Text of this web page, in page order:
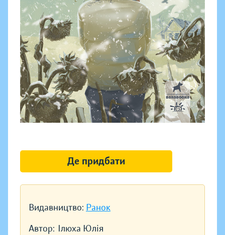
Видавництво: Ранок
Автор: Ілюха Юлія
Де придбати